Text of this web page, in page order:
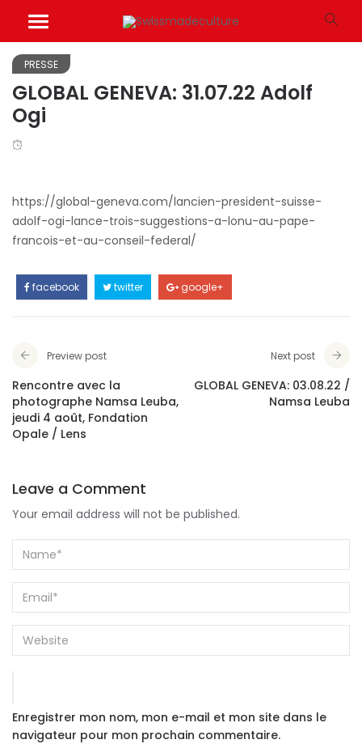
PRESSE
GLOBAL GENEVA: 31.07.22 Adolf
Ogi
https://global-geneva.com/lancien-president-suisse-
adolf-ogi-lance-trois-suggestions-a-lonu-au-pape-
francois-et-au-conseil-federal/
facebook twitter google+
Preview post
Rencontre avec la
photographe Namsa Leuba,
jeudi 4 août, Fondation
Opale / Lens
Next post
GLOBAL GENEVA: 03.08.22 /
Namsa Leuba
Leave a Comment
Your email address will not be published.
Enregistrer mon nom, mon e-mail et mon site dans le
navigateur pour mon prochain commentaire.